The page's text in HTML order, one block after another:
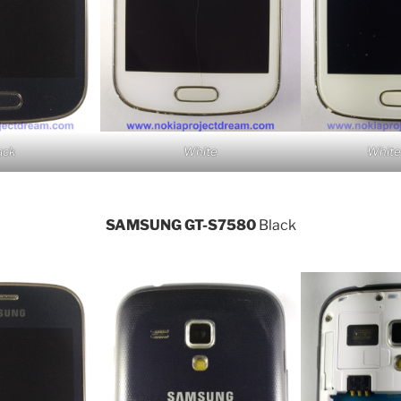
White White
SAMSUNG GT-S7580Black